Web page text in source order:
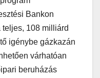
Bankon
108 milliárd
igénybe gázkazán
várhatóan
beruházás